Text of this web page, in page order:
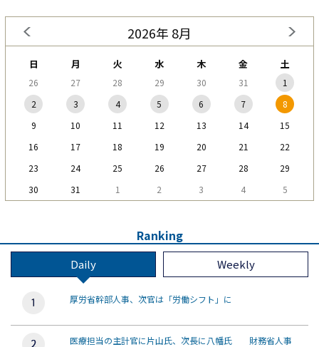
2026年 8月
日 月 火 水 木 金 土
26 27 28 29 30 31
1
2
3 4 5 6 7
8
9
10 11 12 13 14
15
16
17 18 19 20 21
22
23
24 25 26 27 28
29
30
31 1 2 3 4 5
Ranking
Daily Weekly
厚労省幹部人事、次官は「労働シフト」に
医療担当の主計官に片山氏、次長に八幡氏 財務省人事